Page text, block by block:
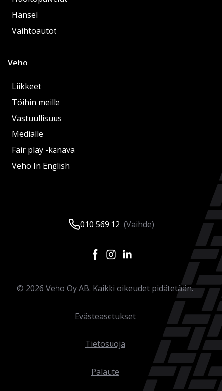
Hansel
Vaihtoautot
Veho
Liikkeet
Töihin meille
Vastuullisuus
Medialle
Fair play -kanava
Veho In English
010 569 12 (Vaihde)
© 2026 Veho Oy AB. Kaikki oikeudet pidätetään.
Evästeasetukset
Tietosuoja
Palaute